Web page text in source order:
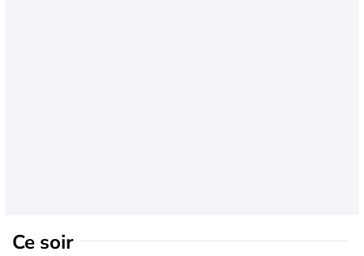
Ce soir